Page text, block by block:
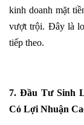
kinh doanh mặt
vượt trội. Đây là
tiếp theo.
7. Đầu Tư Sinh
Có Lợi Nhuận